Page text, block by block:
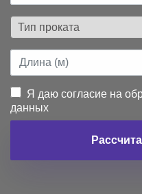
Я даю согласие на
данных